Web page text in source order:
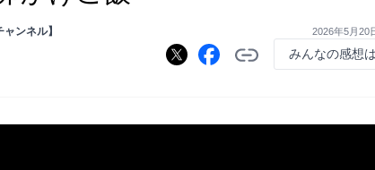
ンネル】 2026年5月20
みんなの感想